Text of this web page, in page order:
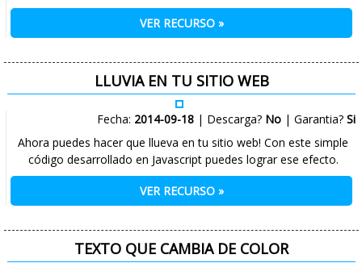
VER RECURSO »
LLUVIA EN TU SITIO WEB
Fecha: 2014-09-18 | Descarga? No | Garantia?Si
Ahora puedes hacer que llueva en tu sitio web! Con este simple
código desarrollado en Javascript puedes lograr ese efecto.
VER RECURSO »
TEXTO QUE CAMBIA DE COLOR